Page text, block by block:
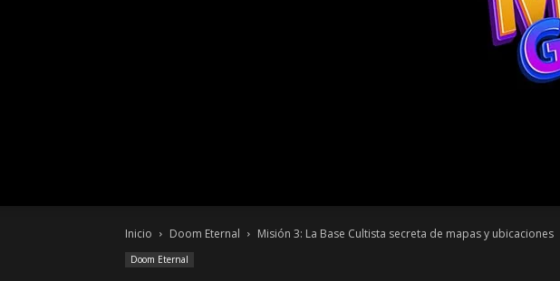
Inicio Doom Eternal Misión 3: La Base Cultista secreta de mapas y ubicaciones
Doom Eternal